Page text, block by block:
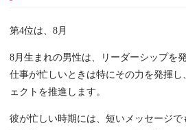
第4位は、8月
8月生まれの男性は、リーダーシップを
仕事が忙しいときは特にその力を発揮
ェクトを推進します。
彼が忙しい時期には、短いメッセージ